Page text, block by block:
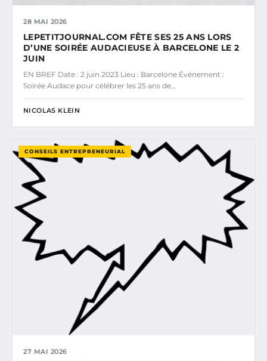
28 MAI 2026
LEPETITJOURNAL.COM FÊTE SES 25 ANS LORS
D’UNE SOIRÉE AUDACIEUSE À BARCELONE LE 2
JUIN
EN BREF Date : 2 juin 2023 Lieu : Barcelone Événement :
Soirée Audace pour célébrer les 25 ans de…
NICOLAS KLEIN
CONSEILS ENTREPRENEURIAL
27 MAI 2026